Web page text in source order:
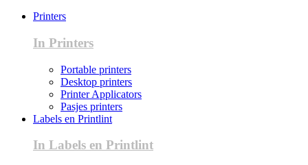
Printers
In Printers
Portable printers
Desktop printers
Printer Applicators
Pasjes printers
Labels en Printlint
In Labels en Printlint